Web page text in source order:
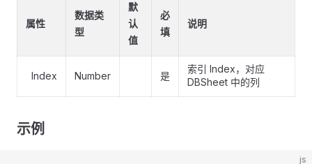
属性
数据类
型
默
认
值
必
填
说明
Index Number 是
索引 Index，对应
DBSheet 中的列
示例
js